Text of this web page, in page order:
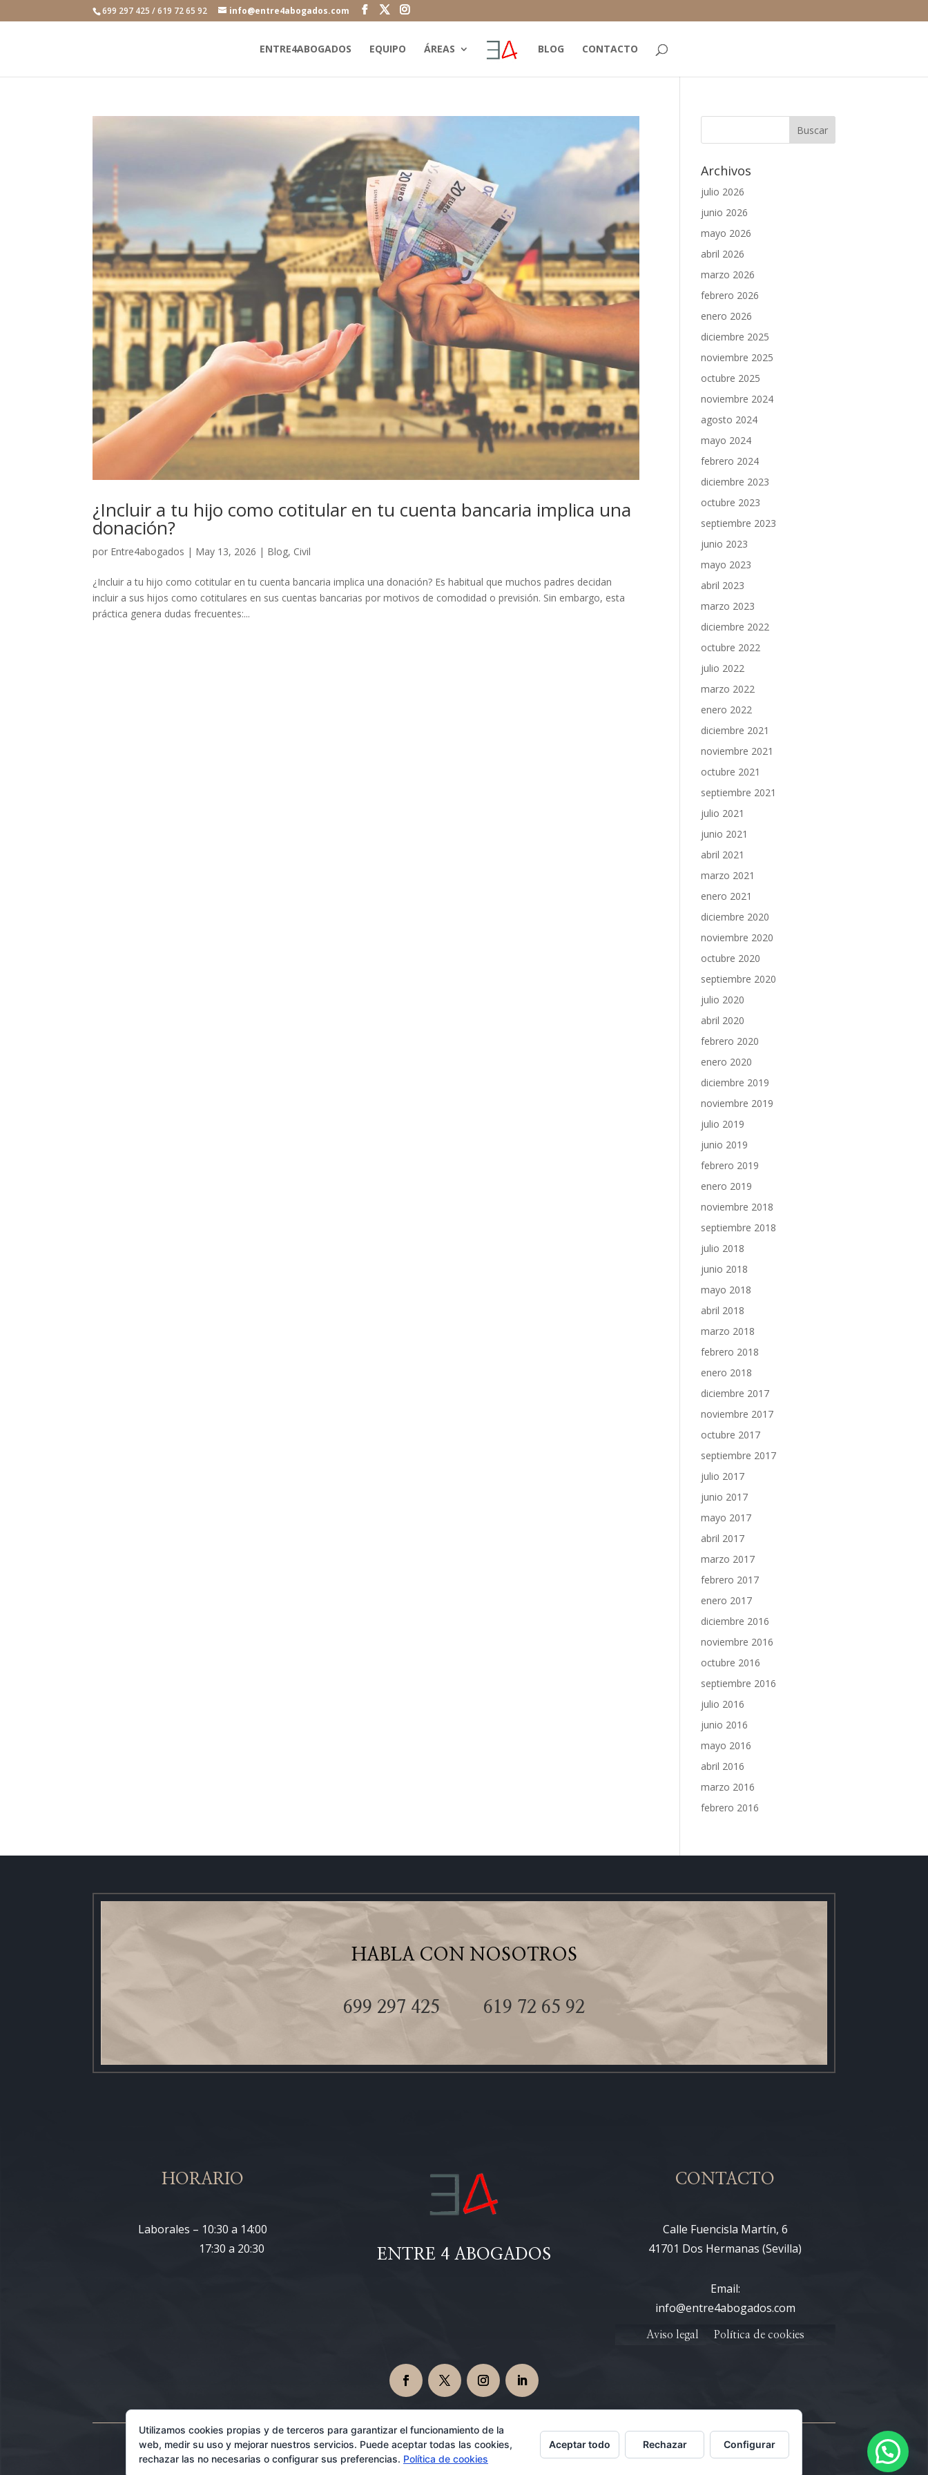
699 297 425 / 619 72 65 92 info@entre4abogados.com
ENTRE4ABOGADOS EQUIPO ÁREAS BLOG CONTACTO
¿Incluir a tu hijo como cotitular en tu cuenta bancaria implica una
donación?
por Entre4abogados | May 13, 2026 | Blog, Civil
¿Incluir a tu hijo como cotitular en tu cuenta bancaria implica una donación? Es habitual que muchos padres decidan
incluir a sus hijos como cotitulares en sus cuentas bancarias por motivos de comodidad o previsión. Sin embargo, esta
práctica genera dudas frecuentes:...
Archivos
julio 2026
junio 2026
mayo 2026
abril 2026
marzo 2026
febrero 2026
enero 2026
diciembre 2025
noviembre 2025
octubre 2025
noviembre 2024
agosto 2024
mayo 2024
febrero 2024
diciembre 2023
octubre 2023
septiembre 2023
junio 2023
mayo 2023
abril 2023
marzo 2023
diciembre 2022
octubre 2022
julio 2022
marzo 2022
enero 2022
diciembre 2021
noviembre 2021
octubre 2021
septiembre 2021
julio 2021
junio 2021
abril 2021
marzo 2021
enero 2021
diciembre 2020
noviembre 2020
octubre 2020
septiembre 2020
julio 2020
abril 2020
febrero 2020
enero 2020
diciembre 2019
noviembre 2019
julio 2019
junio 2019
febrero 2019
enero 2019
noviembre 2018
septiembre 2018
julio 2018
junio 2018
mayo 2018
abril 2018
marzo 2018
febrero 2018
enero 2018
diciembre 2017
noviembre 2017
octubre 2017
septiembre 2017
julio 2017
junio 2017
mayo 2017
abril 2017
marzo 2017
febrero 2017
enero 2017
diciembre 2016
noviembre 2016
octubre 2016
septiembre 2016
julio 2016
junio 2016
mayo 2016
abril 2016
marzo 2016
febrero 2016
HABLA CON NOSOTROS
699 297 425 619 72 65 92
HORARIO
Laborales – 10:30 a 14:00
17:30 a 20:30
ENTRE 4 ABOGADOS
CONTACTO
Calle Fuencisla Martín, 6
41701 Dos Hermanas (Sevilla)
Email:
info@entre4abogados.com
Aviso legal Política de cookies
Abogados en Dos Hermanas 08/07/2026
Utilizamos cookies propias y de terceros para garantizar el funcionamiento de la
web, medir su uso y mejorar nuestros servicios. Puede aceptar todas las cookies,
rechazar las no necesarias o configurar sus preferencias. Política de cookies
Aceptar todo Rechazar Configurar